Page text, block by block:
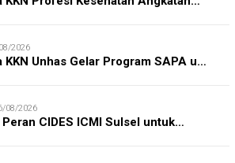
2026
KKN Unhas Gelar Program SAPA u…
08/2026
CIDES ICMI Sulsel untuk…